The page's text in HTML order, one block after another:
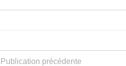
Publication précédente